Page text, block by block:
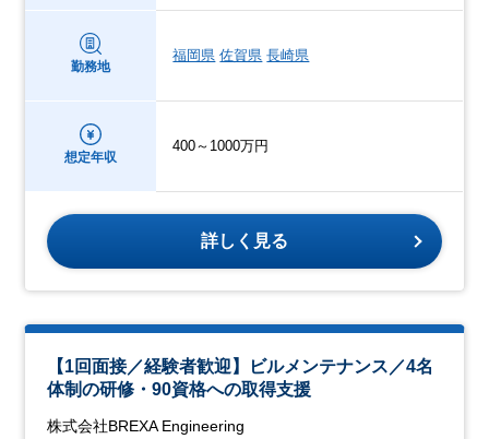
勤務地
福岡県 佐賀県 長崎県
想定年収
400～1000万円
詳しく見る
【1回面接／経験者歓迎】ビルメンテナンス／4名
体制の研修・90資格への取得支援
株式会社BREXA Engineering